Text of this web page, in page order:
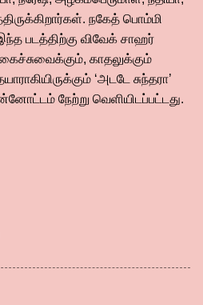
நகேத் பொம்மி
படத்திற்கு விவேக் சாஹர்
காதலுக்கும்
‘அடடே சுந்தரா’
நேற்று வெளியிடப்பட்டது.